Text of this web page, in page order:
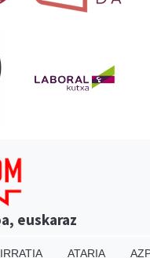
euskaraz
ATARIA